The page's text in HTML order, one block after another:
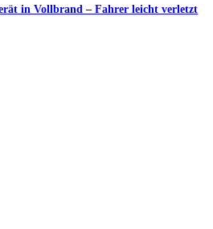
in Vollbrand – Fahrer leicht verletzt